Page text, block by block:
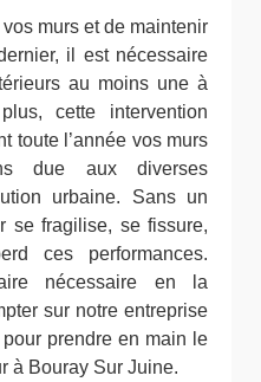
murs et de maintenir
il est nécessaire
au moins une à
cette intervention
toute l’année vos murs
due aux diverses
urbaine. Sans un
se fragilise, se fissure,
ces performances.
nécessaire en la
sur notre entreprise
prendre en main le
à Bouray Sur Juine.